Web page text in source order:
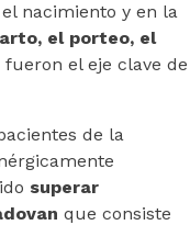
nacimiento y en la
el porteo, el
el eje clave de
de la
superar
que consiste